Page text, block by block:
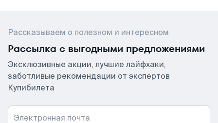
Рассказываем о полезном и интересном
Рассылка с выгодными предложениями
Эксклюзивные акции, лучшие лайфхаки,
заботливые рекомендации от экспертов
Купибилета
Электронная почта